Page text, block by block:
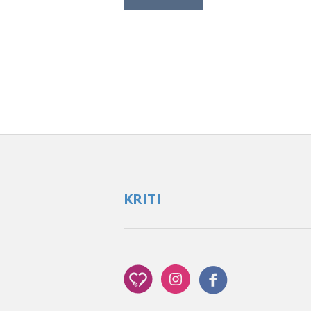
KRITI